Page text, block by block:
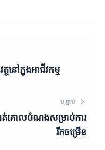
ថុនៅក្នុងអាជីវកម្ម
បន្ទាប់
ណត់គោលបំណងសម្រាប់ការ
រីកចម្រើន